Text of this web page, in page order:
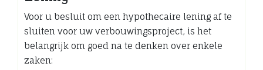
Voor u besluit om een hypothecaire lening af te
sluiten voor uw verbouwingsproject, is het
belangrijk om goed na te denken over enkele
zaken: